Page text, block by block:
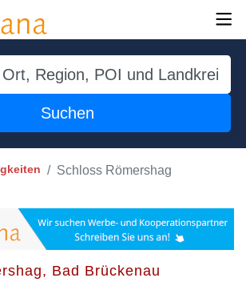
Suchen
Schloss Römershag
Bad Brückenau